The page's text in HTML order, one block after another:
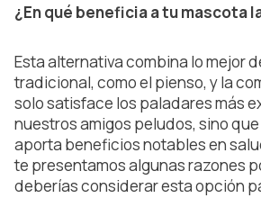
¿En qué beneficia a tu mascota
Esta alternativa combina lo mejor
tradicional, como el pienso, y la
solo satisface los paladares más
nuestros amigos peludos, sino
aporta beneficios notables en
te presentamos algunas razones
deberías considerar esta opción